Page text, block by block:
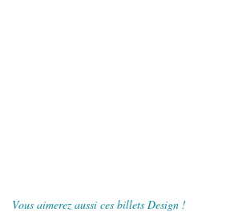
Vous aimerez aussi ces billets Design !